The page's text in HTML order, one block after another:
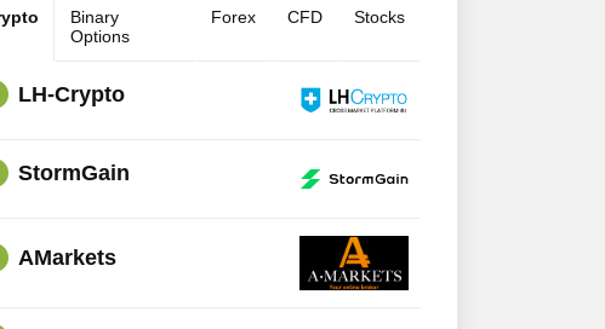
Binary
Options
Forex CFD Stocks
LH-Crypto
StormGain
AMarkets